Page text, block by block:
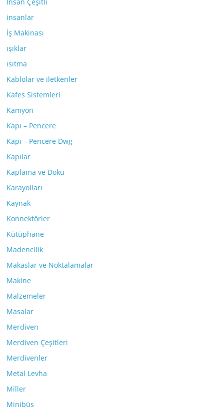
İnsan Çeşitli
insanlar
İş Makinası
ışıklar
ısıtma
Kablolar ve iletkenler
Kafes Sistemleri
Kamyon
Kapı – Pencere
Kapı – Pencere Dwg
Kapılar
Kaplama ve Doku
Karayolları
Kaynak
Konnektörler
Kütüphane
Madencilik
Makaslar ve Noktalamalar
Makine
Malzemeler
Masalar
Merdiven
Merdiven Çeşitleri
Merdivenler
Metal Levha
Miller
Minibüs